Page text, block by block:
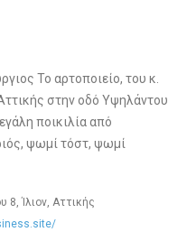
Το αρτοποιείο, του κ.
στην οδό Υψηλάντου
ποικιλία από
ψωμί τόστ, ψωμί
8, Ίλιον, Αττικής